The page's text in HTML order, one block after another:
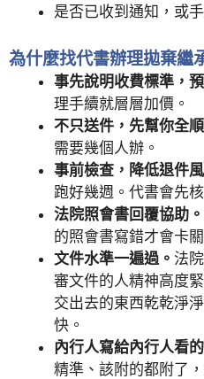
是否已收到通知，或
為什麼找代書辦理拋棄繼
事先說明收費標準，
理手續就層層加價。
不只送件，先幫你全
需要幾個人辦。
事前檢查，降低退件風
跑好幾週。代書會先
法院照會書回覆協助。
的照會書寫錯才會卡關
文件水準一遍過。 法
審文件的人精神高度
交出去的東西乾乾淨
快。
內行人寫給內行人看
精準、該附的都附了